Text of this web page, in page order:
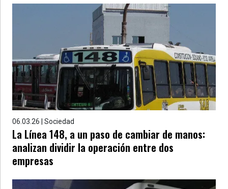
06.03.26 | Sociedad
La Línea 148, a un paso de cambiar de manos:
analizan dividir la operación entre dos
empresas